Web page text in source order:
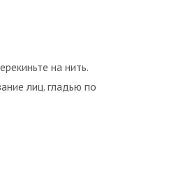
на нить.
лиц. гладью по